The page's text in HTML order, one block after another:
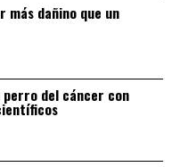
más dañino que un
perro del cáncer con